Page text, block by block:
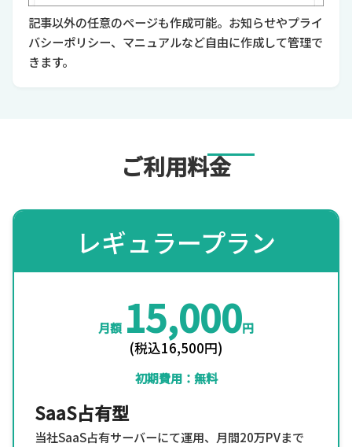
記事以外の任意のページも作成可能。お知らせやプライ
バシーポリシー、マニュアルなど自由に作成して管理で
きます。
ご利用料金
レギュラープラン
月額 15,000円
(税込16,500円)
初期費用：無料
SaaS占有型
当社SaaS占有サーバーにて運用、月間20万PVまで